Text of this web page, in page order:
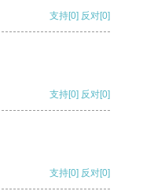
支持[0] 反对[0]
支持[0] 反对[0]
支持[0] 反对[0]